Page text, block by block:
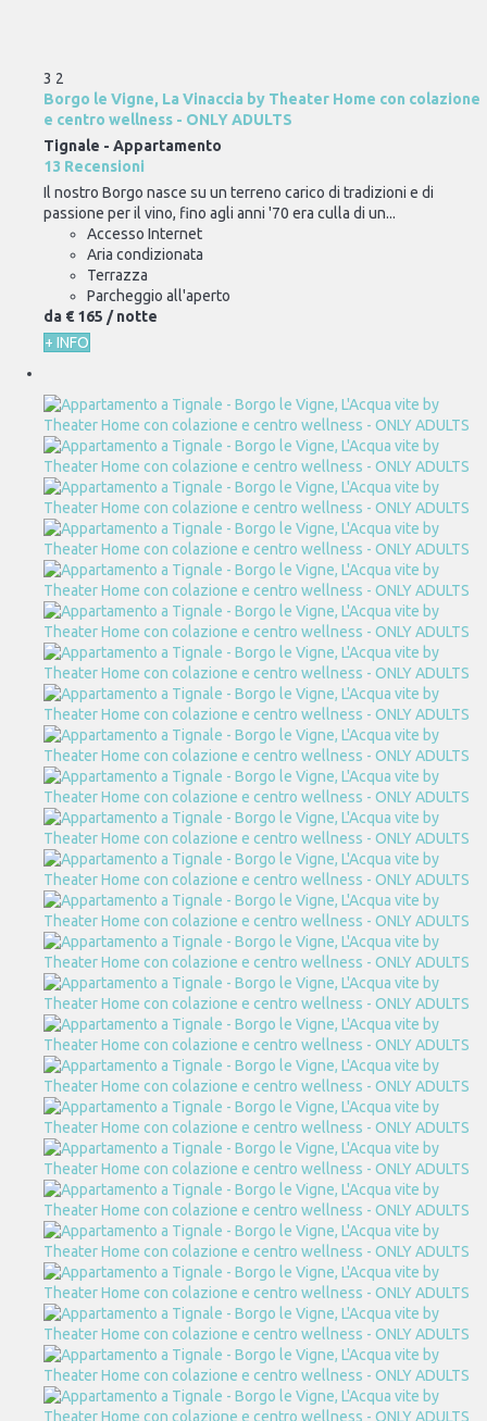
3 2
Borgo le Vigne, La Vinaccia by Theater Home con colazione
e centro wellness - ONLY ADULTS
Tignale - Appartamento
13 Recensioni
Il nostro Borgo nasce su un terreno carico di tradizioni e di
passione per il vino, fino agli anni '70 era culla di un...
Accesso Internet
Aria condizionata
Terrazza
Parcheggio all'aperto
da € 165 / notte
+ INFO